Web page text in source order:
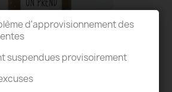
d'approvisionnement des
suspendues provisoirement